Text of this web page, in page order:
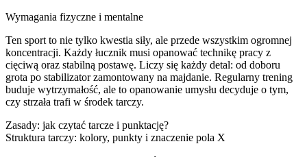
Wymagania fizyczne i mentalne
Ten sport to nie tylko kwestia siły, ale przede wszystkim ogromnej
koncentracji. Każdy łucznik musi opanować technikę pracy z
cięciwą oraz stabilną postawę. Liczy się każdy detal: od doboru
grota po stabilizator zamontowany na majdanie. Regularny trening
buduje wytrzymałość, ale to opanowanie umysłu decyduje o tym,
czy strzała trafi w środek tarczy.
Zasady: jak czytać tarcze i punktację?
Struktura tarczy: kolory, punkty i znaczenie pola X